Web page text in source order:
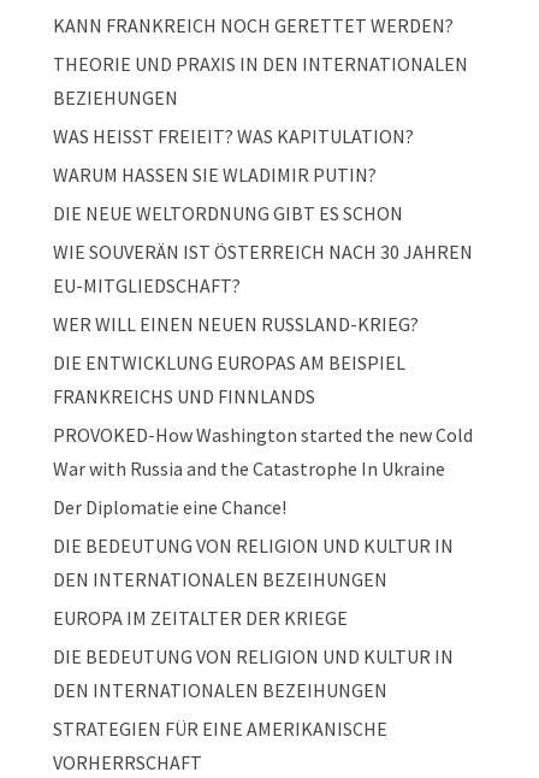
KANN FRANKREICH NOCH GERETTET WERDEN?
THEORIE UND PRAXIS IN DEN INTERNATIONALEN
BEZIEHUNGEN
WAS HEISST FREIEIT? WAS KAPITULATION?
WARUM HASSEN SIE WLADIMIR PUTIN?
DIE NEUE WELTORDNUNG GIBT ES SCHON
WIE SOUVERÄN IST ÖSTERREICH NACH 30 JAHREN
EU-MITGLIEDSCHAFT?
WER WILL EINEN NEUEN RUSSLAND-KRIEG?
DIE ENTWICKLUNG EUROPAS AM BEISPIEL
FRANKREICHS UND FINNLANDS
PROVOKED-How Washington started the new Cold
War with Russia and the Catastrophe In Ukraine
Der Diplomatie eine Chance!
DIE BEDEUTUNG VON RELIGION UND KULTUR IN
DEN INTERNATIONALEN BEZEIHUNGEN
EUROPA IM ZEITALTER DER KRIEGE
DIE BEDEUTUNG VON RELIGION UND KULTUR IN
DEN INTERNATIONALEN BEZEIHUNGEN
STRATEGIEN FÜR EINE AMERIKANISCHE
VORHERRSCHAFT